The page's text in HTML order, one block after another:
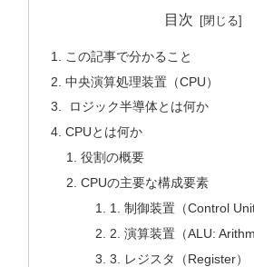
目次
この記事で分かること
中央演算処理装置（CPU）
ロジック半導体とは何か
CPUとは何か
役割の概要
CPUの主要な構成要素
1. 制御装置（Control Unit
2. 演算装置（ALU:
3. レジスタ（Register）